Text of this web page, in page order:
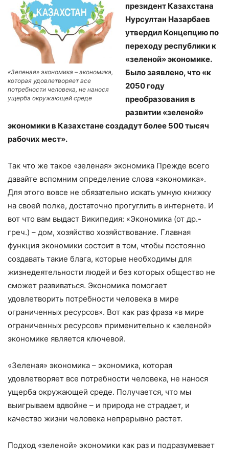
«Зеленая» экономика – экономика,
которая удовлетворяет все
потребности человека, не нанося
ущерба окружающей среде
президент Казахстана
Нурсултан Назарбаев
утвердил Концепцию по
переходу республики к
«зеленой» экономике.
Было заявлено, что «к
2050 году
преобразования в
развитии «зеленой»
экономики в Казахстане создадут более 500 тысяч
рабочих мест».
Так что же такое «зеленая» экономика Прежде всего
давайте вспомним определение слова «экономика».
Для этого вовсе не обязательно искать умную книжку
на своей полке, достаточно прогуглить в интернете. И
вот что вам выдаст Википедия: «Экономика (от др.-
греч.) – дом, хозяйство хозяйствование. Главная
функция экономики состоит в том, чтобы постоянно
создавать такие блага, которые необходимы для
жизнедеятельности людей и без которых общество не
сможет развиваться. Экономика помогает
удовлетворить потребности человека в мире
ограниченных ресурсов». Вот как раз фраза «в мире
ограниченных ресурсов» применительно к «зеленой»
экономике является ключевой.
«Зеленая» экономика – экономика, которая
удовлетворяет все потребности человека, не нанося
ущерба окружающей среде. Получается, что мы
выигрываем вдвойне – и природа не страдает, и
качество жизни человека непрерывно растет.
Подход «зеленой» экономики как раз и подразумевает